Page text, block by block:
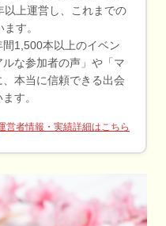
上運営し、これまでの
ます。
1,500本以上のイベン
な参加者の声」や「マ
本当に信頼できる出会
す。
営者情報・実績詳細はこちら